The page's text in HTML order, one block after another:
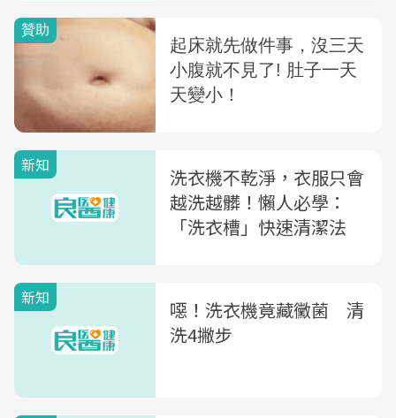
新知
洗衣機不乾淨，衣服只會
越洗越髒！懶人必學：
「洗衣槽」快速清潔法
新知
噁！洗衣機竟藏黴菌 清
洗4撇步